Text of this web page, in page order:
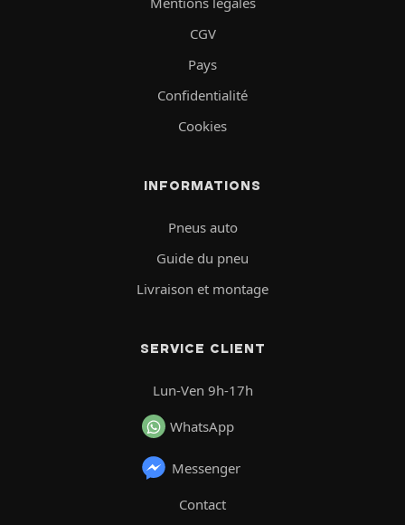
CGV
Pays
Confidentialité
Cookies
INFORMATIONS
Pneus auto
Guide du pneu
Livraison et montage
SERVICE CLIENT
Lun-Ven 9h-17h
WhatsApp
Messenger
Contact